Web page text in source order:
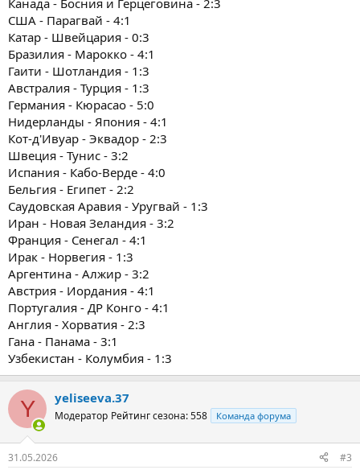
Канада - Босния и Герцеговина - 2:3
США - Парагвай - 4:1
Катар - Швейцария - 0:3
Бразилия - Марокко - 4:1
Гаити - Шотландия - 1:3
Австралия - Турция - 1:3
Германия - Кюрасао - 5:0
Нидерланды - Япония - 4:1
Кот-д'Ивуар - Эквадор - 2:3
Швеция - Тунис - 3:2
Испания - Кабо-Верде - 4:0
Бельгия - Египет - 2:2
Саудовская Аравия - Уругвай - 1:3
Иран - Новая Зеландия - 3:2
Франция - Сенегал - 4:1
Ирак - Норвегия - 1:3
Аргентина - Алжир - 3:2
Австрия - Иордания - 4:1
Португалия - ДР Конго - 4:1
Англия - Хорватия - 2:3
Гана - Панама - 3:1
Узбекистан - Колумбия - 1:3
Y yeliseeva.37
Модератор Рейтинг сезона: 558 Команда форума
31.05.2026 #3